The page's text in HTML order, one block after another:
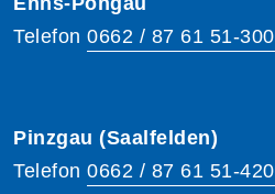
Telefon 0662 / 87 61 51-300
Pinzgau (Saalfelden)
Telefon 0662 / 87 61 51-420